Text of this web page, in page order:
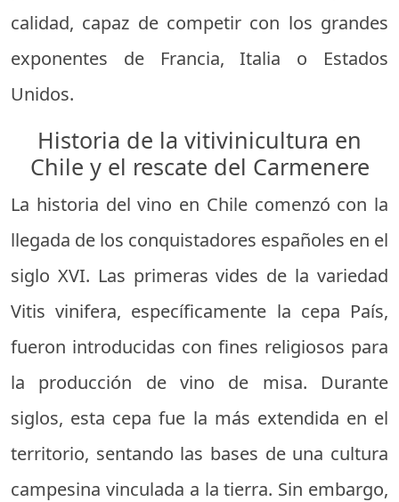
calidad, capaz de competir con los grandes
exponentes de Francia, Italia o Estados
Unidos.
Historia de la vitivinicultura en
Chile y el rescate del Carmenere
La historia del vino en Chile comenzó con la
llegada de los conquistadores españoles en el
siglo XVI. Las primeras vides de la variedad
Vitis vinifera, específicamente la cepa País,
fueron introducidas con fines religiosos para
la producción de vino de misa. Durante
siglos, esta cepa fue la más extendida en el
territorio, sentando las bases de una cultura
campesina vinculada a la tierra. Sin embargo,